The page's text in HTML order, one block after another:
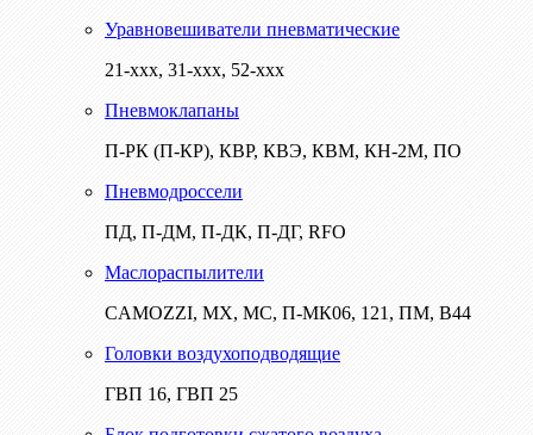
Уравновешиватели пневматические
21-ххх, 31-ххх, 52-ххх
Пневмоклапаны
П-РК (П-КР), КВР, КВЭ, КВМ, КН-2М, ПО
Пневмодроссели
ПД, П-ДМ, П-ДК, П-ДГ, RFO
Маслораспылители
CAMOZZI, МХ, МС, П-МК06, 121, ПМ, В44
Головки воздухоподводящие
ГВП 16, ГВП 25